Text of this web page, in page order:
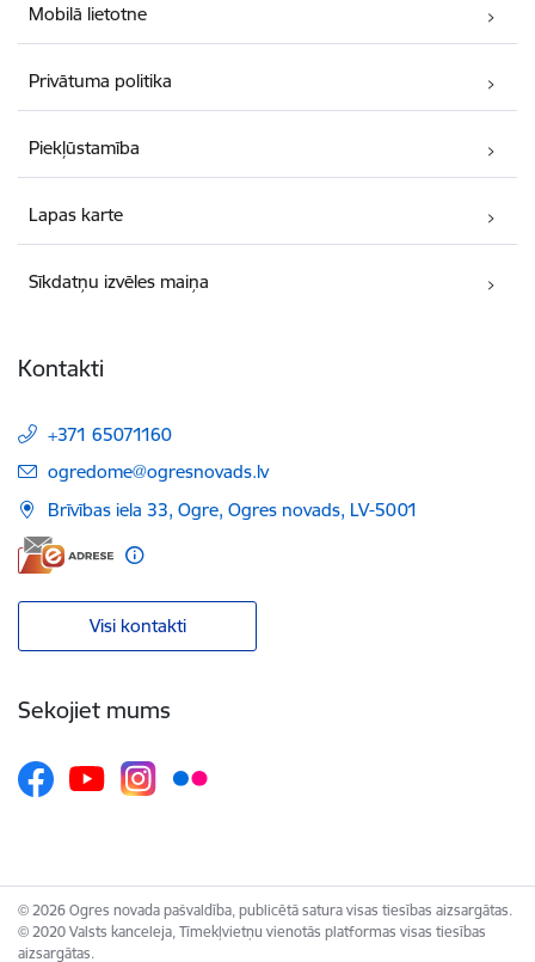
Mobilā lietotne
Privātuma politika
Piekļūstamība
Lapas karte
Sīkdatņu izvēles maiņa
Kontakti
+371 65071160
E-pasts:
ogredome@ogresnovads.lv
Brīvības iela 33, Ogre, Ogres novads, LV-5001
Visi kontakti
Sekojiet mums
© 2026 Ogres novada pašvaldība, publicētā satura visas tiesības aizsargātas.
© 2020 Valsts kanceleja, Tīmekļvietņu vienotās platformas visas tiesības
aizsargātas.